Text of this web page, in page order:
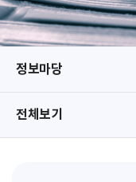
정보마당
전체보기